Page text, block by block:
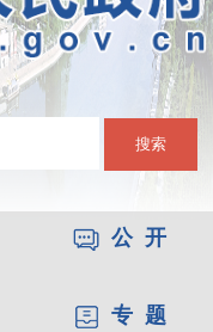
搜索
公 开
专 题